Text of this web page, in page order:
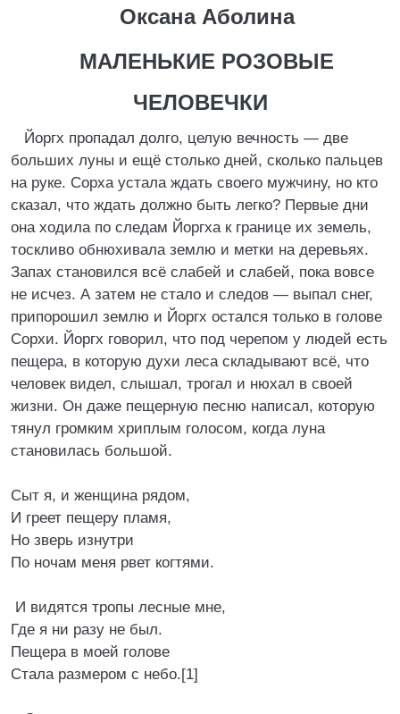
Оксана Аболина
МАЛЕНЬКИЕ РОЗОВЫЕ
ЧЕЛОВЕЧКИ
Йоргх пропадал долго, целую вечность — две
больших луны и ещё столько дней, сколько пальцев
на руке. Сорха устала ждать своего мужчину, но кто
сказал, что ждать должно быть легко? Первые дни
она ходила по следам Йоргха к границе их земель,
тоскливо обнюхивала землю и метки на деревьях.
Запах становился всё слабей и слабей, пока вовсе
не исчез. А затем не стало и следов — выпал снег,
припорошил землю и Йоргх остался только в голове
Сорхи. Йоргх говорил, что под черепом у людей есть
пещера, в которую духи леса складывают всё, что
человек видел, слышал, трогал и нюхал в своей
жизни. Он даже пещерную песню написал, которую
тянул громким хриплым голосом, когда луна
становилась большой.
Сыт я, и женщина рядом,
И греет пещеру пламя,
Но зверь изнутри
По ночам меня рвет когтями.
И видятся тропы лесные мне,
Где я ни разу не был.
Пещера в моей голове
Стала размером с небо.[1]